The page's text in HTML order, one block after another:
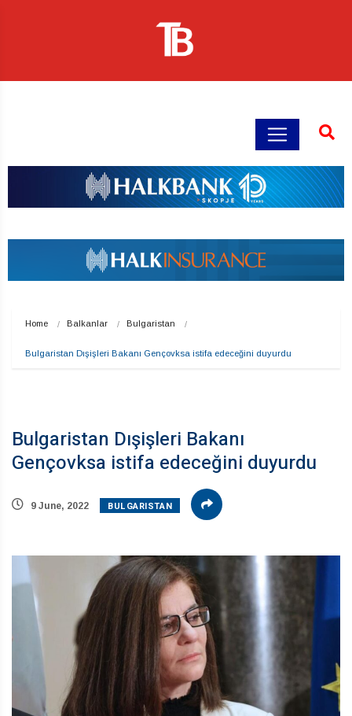
Home Balkanlar Bulgaristan
Bulgaristan Dışişleri Bakanı Gençovksa istifa edeceğini duyurdu
Bulgaristan Dışişleri Bakanı
Gençovksa istifa edeceğini duyurdu
9 June, 2022 BULGARISTAN